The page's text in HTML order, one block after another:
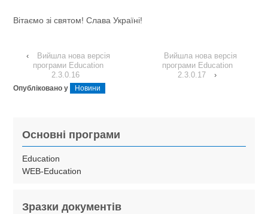
Вітаємо зі святом! Слава Україні!
‹
Вийшла нова версія
програми Education
2.3.0.16
Вийшла нова версія
програми Education
2.3.0.17
›
Опубліковано у Новини
Основні програми
Education
WEB-Education
Зразки документів